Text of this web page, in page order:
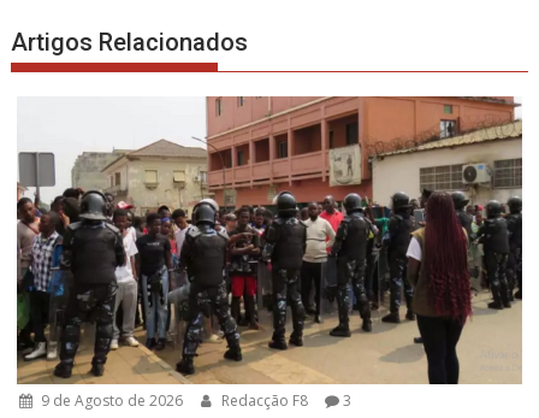
Artigos Relacionados
9 de Agosto de 2026 Redacção F8 3